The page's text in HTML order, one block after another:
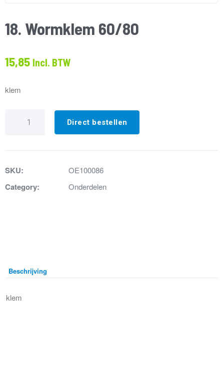
18. Wormklem 60/80
15,85 Incl. BTW
klem
Wormklem
Direct bestellen
SKU: OE100086
Category: Onderdelen
Beschrijving
klem